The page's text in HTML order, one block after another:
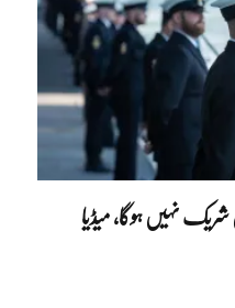
شریک نہیں ہوگا، میڈیا